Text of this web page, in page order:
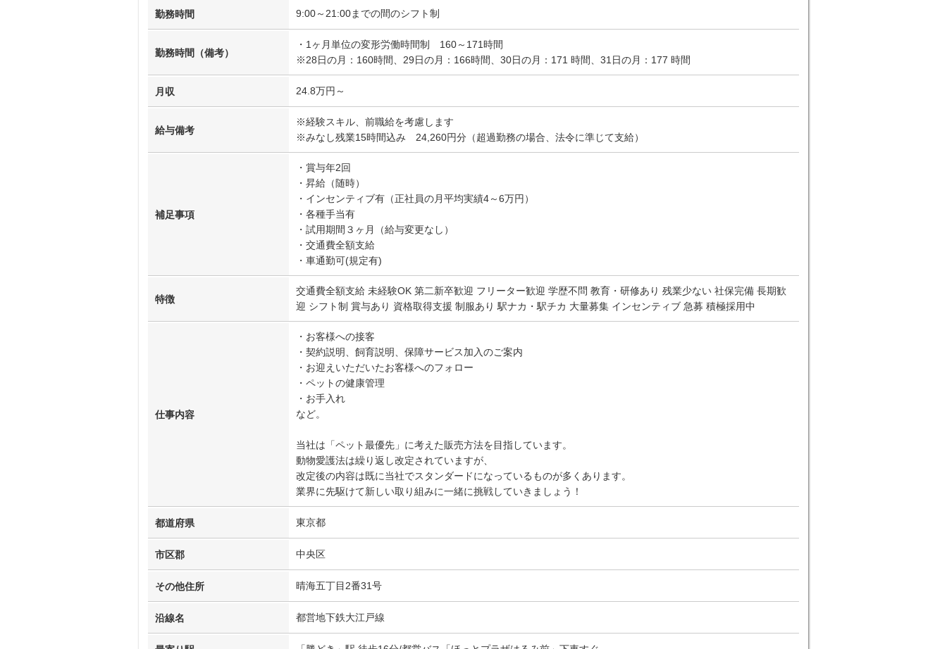
勤務時間 9:00～21:00までの間のシフト制
勤務時間（備考）
・1ヶ月単位の変形労働時間制 160～171時間
※28日の月：160時間、29日の月：166時間、30日の月：171 時間、31日の月：177 時間
月収 24.8万円～
給与備考
※経験スキル、前職給を考慮します
※みなし残業15時間込み 24,260円分（超過勤務の場合、法令に準じて支給）
補足事項
・賞与年2回
・昇給（随時）
・インセンティブ有（正社員の月平均実績4～6万円）
・各種手当有
・試用期間３ヶ月（給与変更なし）
・交通費全額支給
・車通勤可(規定有)
特徴
交通費全額支給 未経験OK 第二新卒歓迎 フリーター歓迎 学歴不問 教育・研修あり 残業少ない 社保完備 長期歓
迎 シフト制 賞与あり 資格取得支援 制服あり 駅ナカ・駅チカ 大量募集 インセンティブ 急募 積極採用中
仕事内容
・お客様への接客
・契約説明、飼育説明、保障サービス加入のご案内
・お迎えいただいたお客様へのフォロー
・ペットの健康管理
・お手入れ
など。
当社は「ペット最優先」に考えた販売方法を目指しています。
動物愛護法は繰り返し改定されていますが、
改定後の内容は既に当社でスタンダードになっているものが多くあります。
業界に先駆けて新しい取り組みに一緒に挑戦していきましょう！
都道府県 東京都
市区郡 中央区
その他住所 晴海五丁目2番31号
沿線名 都営地下鉄大江戸線